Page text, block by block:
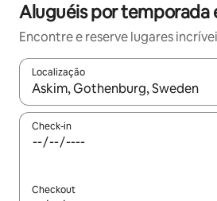
Aluguéis por temporada
Encontre e reserve lugares
Localização
Quando os resultados estiverem
Check-in
Checkout